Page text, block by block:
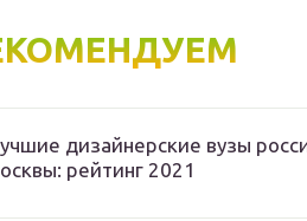
дизайнерские вузы
рейтинг 2021